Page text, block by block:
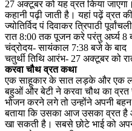
27 अक्टूबर को यह व्रत किया
कहानी पढ़ी जाती है। यहां पढ़ें व्रत
ज्योतिर्विद पं दिवाकर त्रिपाठी
रात 8:00 तक पूजन करे परंतु अर्घ्य 8
चंद्रोदय- सायंकाल 7:38 बजे के बाद
चतुर्थी तिथि आरंभ- 27 अक्टूबर को
करवा चौथ व्रत कथा
एक साहूकार के सात लड़के और एक
बहुओं और बेटी ने करवा चौथ का व्रत
भोजन करने लगे तो उन्होंने अपनी
बताया कि उसका आज उसका व्रत है
खा सकती है। सबसे छोटे भाई को